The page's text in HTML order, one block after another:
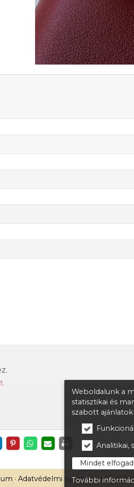
.
Adatvédelmi nyilatkozat
Süti
Weboldalunk a
statisztikai és
szabott
Analitikai,
Mindet
További